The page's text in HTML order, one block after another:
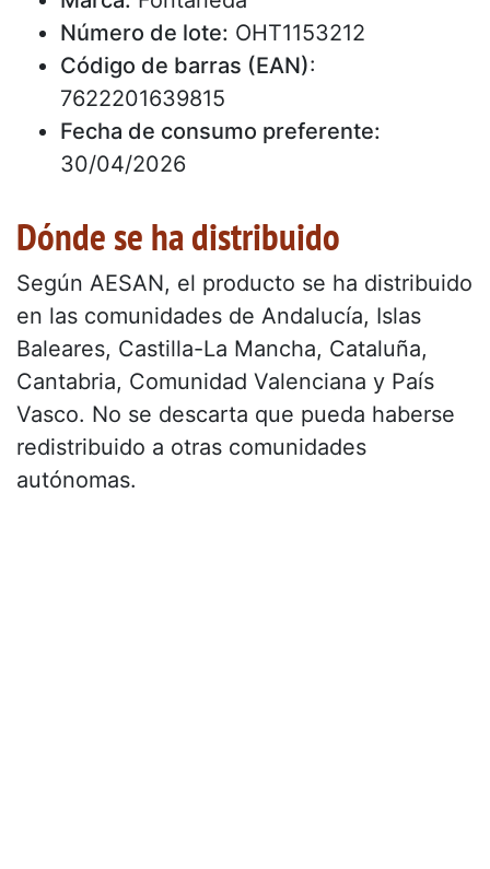
Número de lote: OHT1153212
Código de barras (EAN):
7622201639815
Fecha de consumo preferente:
30/04/2026
Dónde se ha distribuido
Según AESAN, el producto se ha distribuido
en las comunidades de Andalucía, Islas
Baleares, Castilla-La Mancha, Cataluña,
Cantabria, Comunidad Valenciana y País
Vasco. No se descarta que pueda haberse
redistribuido a otras comunidades
autónomas.